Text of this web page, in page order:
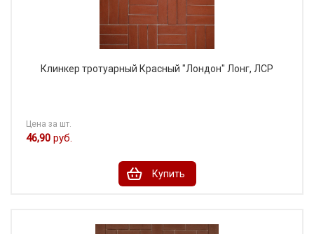
Клинкер тротуарный Красный "Лондон" Лонг, ЛСР
Цена за шт.
46,90 руб.
Купить